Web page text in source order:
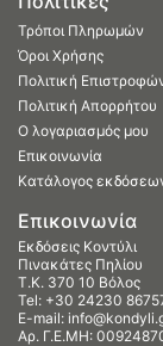
Τρόποι Πληρωμών
Όροι Χρήσης
Πολιτική
Πολιτική Απορρήτου
Ο λογαριασμός μου
Επικοινωνία
Κατάλογος
Επικοινωνία
Εκδόσεις Κοντύλι
Πινακάτες Πηλίου
Τ.Κ. 370 10 Βόλος
Tel: +30 24230
E-mail:
Αρ. Γ.Ε.ΜΗ: